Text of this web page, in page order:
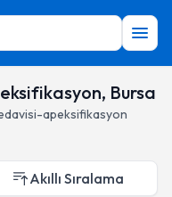
Bursa
apeksifikasyon
Akıllı Sıralama